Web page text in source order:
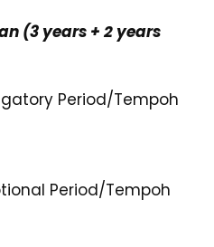
(3 years + 2 years
Period/Tempoh
Period/Tempoh